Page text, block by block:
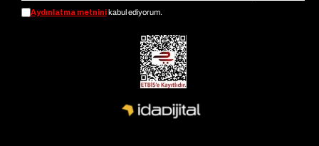
Aydınlatma metnini kabul ediyorum.